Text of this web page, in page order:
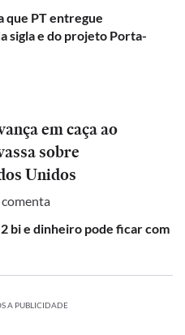
que PT entregue
sigla e do projeto Porta-
em caça ao
sobre
Unidos
bi e dinheiro pode ficar com
A PUBLICIDADE